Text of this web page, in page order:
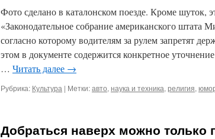
Фото сделано в каталонском поезде. Кроме шуток,
«Законодательное собрание американского штата
согласно которому водителям за рулем запретят
этом в документе содержится конкретное
… Читать далее →
Рубрика: Культура | Метки:авто, наука и техника, религия,
Добраться наверх можно